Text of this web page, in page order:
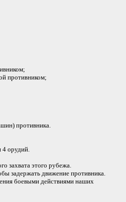
противником;
противника.
4 орудий.
захвата этого рубежа.
задержать движение противника.
боевыми действиями наших